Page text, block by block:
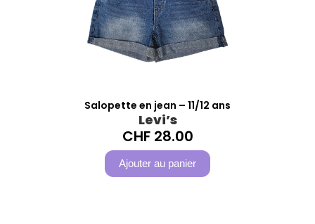
Salopette en jean – 11/12 ans
Levi’s
CHF28.00
Ajouter au panier